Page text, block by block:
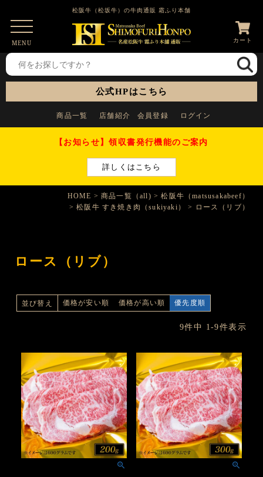
松阪牛（松坂牛）の牛肉通販 霜ふり本舗
カート
MENU
公式HPはこちら
商品一覧 店舗紹介 会員登録 ログイン
【お知らせ】領収書発行機能のご案内
詳しくはこちら
HOME 商品一覧（all)
松阪牛（matsusakabeef）
松阪牛 すき焼き肉（sukiyaki）
ロース（リブ）
ロース（リブ）
並び替え 価格が安い順 価格が高い順 優先度順
9件中 1-9件表示